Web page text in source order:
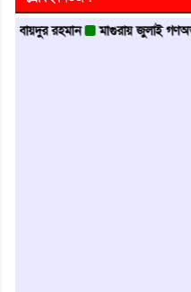
রহমান মাগুরায় জুলাই গণঅভ্যুত্থান